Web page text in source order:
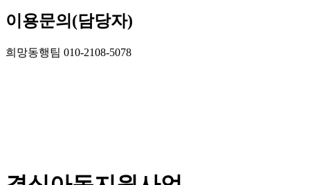
이용문의(담당자)
희망동행팀 010-2108-5078